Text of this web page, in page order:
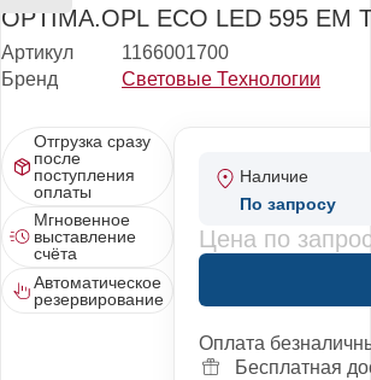
OPTIMA.OPL ECO LED 595 EM
Артикул
1166001700
Бренд
Световые Технологии
Отгрузка сразу
после
поступления
оплаты
Мгновенное
выставление
счёта
Автоматическое
резервирование
Наличие
По запросу
Цена по
Оплата
Бесплатная